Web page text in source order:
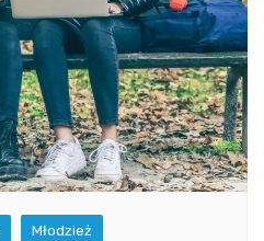
Młodzież